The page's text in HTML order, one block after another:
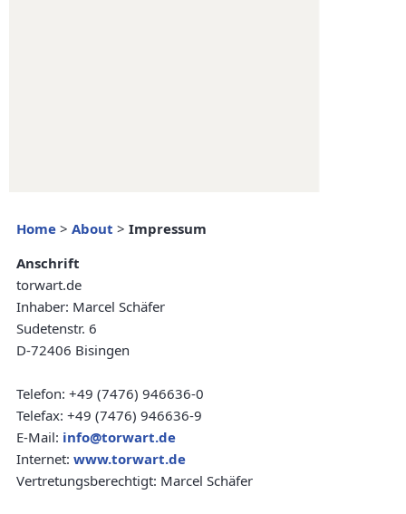
Home > About > Impressum
Anschrift
torwart.de
Inhaber: Marcel Schäfer
Sudetenstr. 6
D-72406 Bisingen
Telefon: +49 (7476) 946636-0
Telefax: +49 (7476) 946636-9
E-Mail: info@torwart.de
Internet: www.torwart.de
Vertretungsberechtigt: Marcel Schäfer